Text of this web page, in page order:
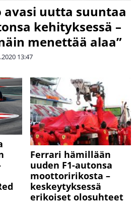
avasi uutta suuntaa
kehityksessä –
menettää alaa”
13:47
Ferrari hämillään
uuden F1-autonsa
moottoririkosta –
keskeytyksessä
erikoiset olosuhteet